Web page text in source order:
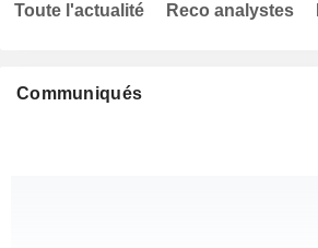
Communiqués
Toute l'actualité Reco analystes